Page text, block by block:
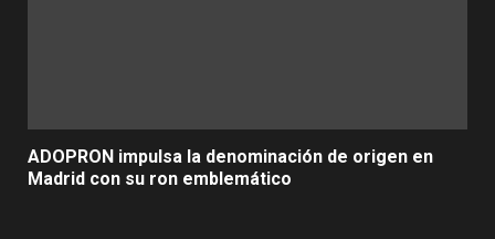
ADOPRON impulsa la denominación de origen en
Madrid con su ron emblemático